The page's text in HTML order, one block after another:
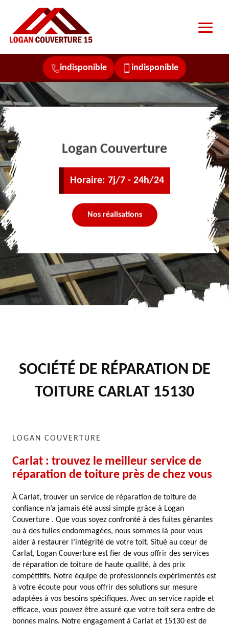
indisponible indisponible
Logan Couverture
Horaire: 7j/7 - 24h/24
Nos réalisations
SOCIÉTÉ DE RÉPARATION DE
TOITURE CARLAT 15130
LOGAN COUVERTURE
Carlat : trouvez le meilleur service de
réparation de toiture près de chez vous
À Carlat, trouver un service de réparation de toiture de
confiance n’a jamais été aussi simple grâce à Logan
Couverture . Que vous soyez confronté à des fuites gênantes
ou à des tuiles endommagées, nous sommes là pour vous
aider à restaurer l’intégrité de votre toit. Situé au cœur de
Carlat, Logan Couverture est fier de vous offrir des services
de réparation de toiture de haute qualité, à des prix
compétitifs. Notre équipe de professionnels expérimentés est
à votre écoute pour vous offrir des solutions sur mesure
adaptées à vos besoins spécifiques. Avec un service rapide et
efficace, vous pouvez être assuré que votre toit sera entre de
bonnes mains. Notre engagement à Carlat et 15130 est de